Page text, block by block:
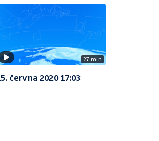
27 min
června 2020 17:03